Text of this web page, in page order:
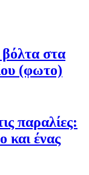
στα
(φωτο)
παραλίες:
και ένας